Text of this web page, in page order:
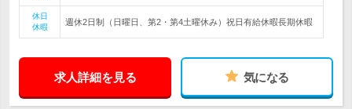
休日
休暇
週休2日制（日曜日、第2・第4土曜休み）祝日有給休暇長期休暇
求人詳細を見る 気になる